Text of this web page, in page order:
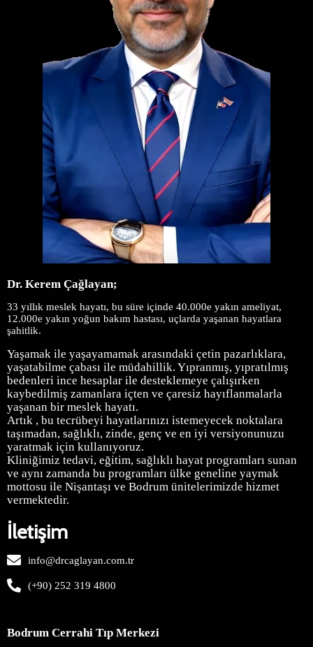
Dr. Kerem Çağlayan;
33 yıllık meslek hayatı, bu süre içinde 40.000e yakın ameliyat,
12.000e yakın yoğun bakım hastası, uçlarda yaşanan hayatlara
şahitlik.
Yaşamak ile yaşayamamak arasındaki çetin pazarlıklara,
yaşatabilme çabası ile müdahillik. Yıpranmış, yıpratılmış
bedenleri ince hesaplar ile desteklemeye çalışırken
kaybedilmiş zamanlara içten ve çaresiz hayıflanmalarla
yaşanan bir meslek hayatı.
Artık , bu tecrübeyi hayatlarınızı istemeyecek noktalara
taşımadan, sağlıklı, zinde, genç ve en iyi versiyonunuzu
yaratmak için kullanıyoruz.
Kliniğimiz tedavi, eğitim, sağlıklı hayat programları sunan
ve aynı zamanda bu programları ülke geneline yaymak
mottosu ile Nişantaşı ve Bodrum ünitelerimizde hizmet
vermektedir.
İletişim
info@drcaglayan.com.tr
(+90) 252 319 4800
Bodrum Cerrahi Tıp Merkezi